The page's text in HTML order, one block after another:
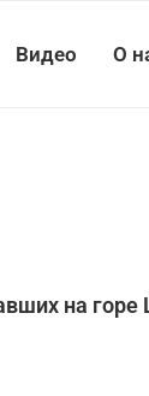
Видео О
на